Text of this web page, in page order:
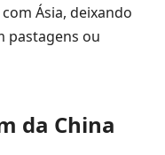
Ásia, deixando
pastagens ou
da China